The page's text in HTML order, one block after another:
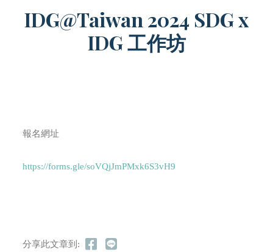
IDG@Taiwan 2024 SDG x
IDG 工作坊
報名網址
https://forms.gle/soVQjJmPMxk6S3vH9
分享此文章到: